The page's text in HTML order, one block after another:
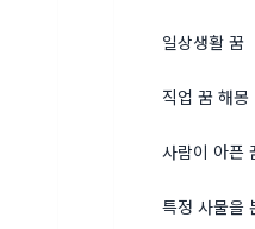
일상생활 꿈
직업 꿈 해몽
사람이 아픈
특정 사물을